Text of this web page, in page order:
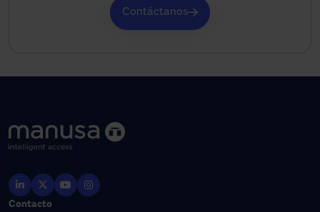
Contáctanos
Contacto